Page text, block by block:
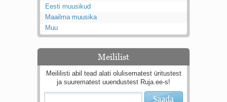
Eesti muusikud
Maailma muusika
Muu
Meililist
Meililisti abil tead alati olulisematest üritustest
ja suurematest uuendustest Ruja.ee-s!